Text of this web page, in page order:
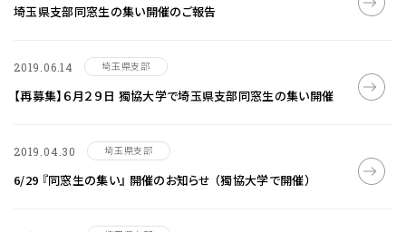
埼玉県支部同窓生の集い開催のご報告
2019.06.14 埼玉県支部
【再募集】６月２９日 獨協大学で埼玉県支部同窓生の集い開催
2019.04.30 埼玉県支部
6/29 『同窓生の集い』 開催のお知らせ （獨協大学で開催）